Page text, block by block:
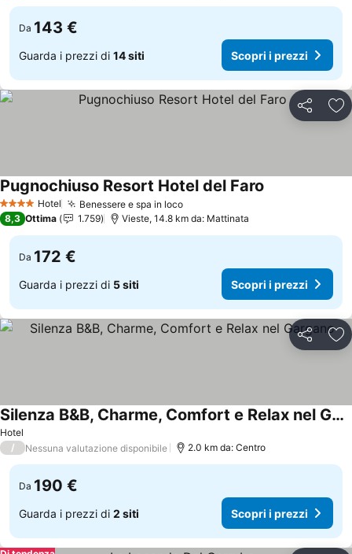
Da 143 €
Guarda i prezzi di 14 siti Scopri i prezzi
Condividi
4 Stelle Hotel Benessere e spa in locoScopri i prezzi
Pugnochiuso Resort Hotel del Faro
8,3 Ottima 1.759 Vieste, 14.8 km da: Mattinata
Da 172 €
Guarda i prezzi di 5 siti Scopri i prezzi
Condividi
Hotel
Silenza B&B, Charme, Comfort e Relax nel Gargano
Scopri i prezzi
/ Nessuna valutazione disponibile 2.0 km da: Centro
Da 190 €
Guarda i prezzi di 2 siti Scopri i prezzi